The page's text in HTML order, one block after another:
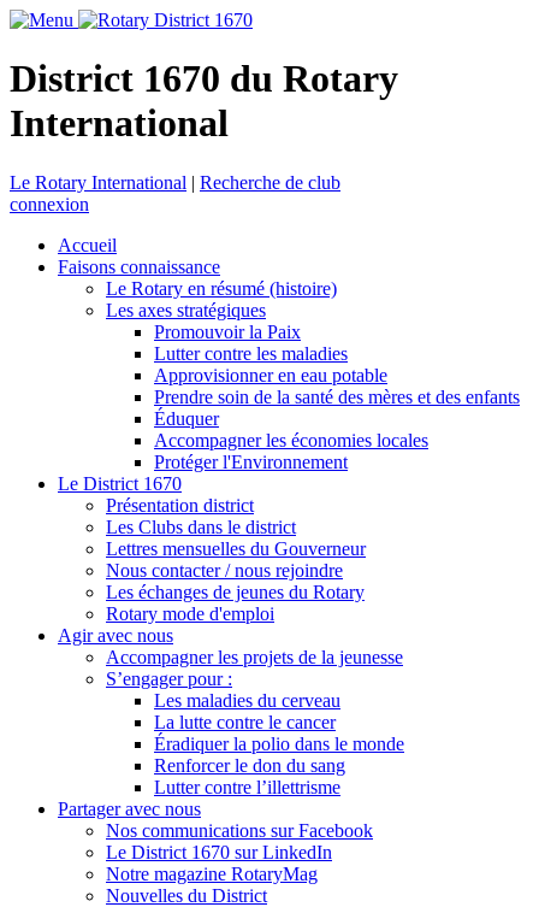
District 1670 du Rotary
International
Le Rotary International | Recherche de club
connexion
Accueil
Faisons connaissance
Le Rotary en résumé (histoire)
Les axes stratégiques
Promouvoir la Paix
Lutter contre les maladies
Approvisionner en eau potable
Prendre soin de la santé des mères et des enfants
Éduquer
Accompagner les économies locales
Protéger l'Environnement
Le District 1670
Présentation district
Les Clubs dans le district
Lettres mensuelles du Gouverneur
Nous contacter / nous rejoindre
Les échanges de jeunes du Rotary
Rotary mode d'emploi
Agir avec nous
Accompagner les projets de la jeunesse
S’engager pour :
Les maladies du cerveau
La lutte contre le cancer
Éradiquer la polio dans le monde
Renforcer le don du sang
Lutter contre l’illettrisme
Partager avec nous
Nos communications sur Facebook
Le District 1670 sur LinkedIn
Notre magazine RotaryMag
Nouvelles du District